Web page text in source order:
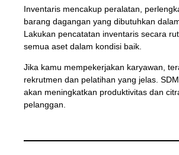
Inventaris mencakup peralatan,
barang dagangan yang dibutuhkan
Lakukan pencatatan inventaris secara
semua aset dalam kondisi baik.
Jika kamu mempekerjakan karyawan,
rekrutmen dan pelatihan yang jelas.
akan meningkatkan produktivitas dan
pelanggan.